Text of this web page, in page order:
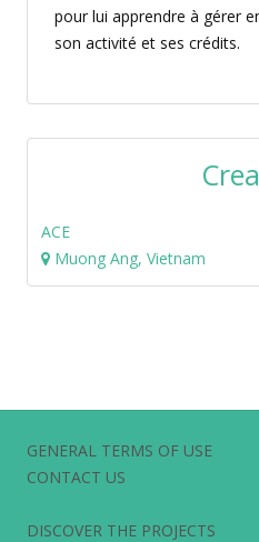
pour lui apprendre à gérer
son activité et ses crédits.
ACE
Muong Ang, Vietnam
GENERAL TERMS OF USE
CONTACT US
DISCOVER THE PROJECTS